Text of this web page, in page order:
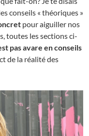
conseils « théoriques »
pour aiguiller nos
toutes les sections ci-
pas avare en conseils
de la réalité des